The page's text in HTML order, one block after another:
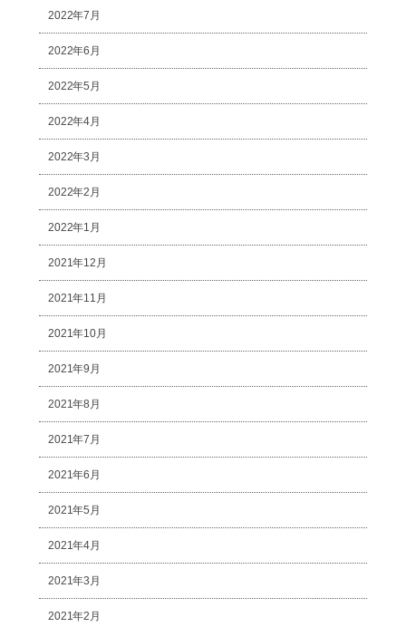
2022年7月
2022年6月
2022年5月
2022年4月
2022年3月
2022年2月
2022年1月
2021年12月
2021年11月
2021年10月
2021年9月
2021年8月
2021年7月
2021年6月
2021年5月
2021年4月
2021年3月
2021年2月